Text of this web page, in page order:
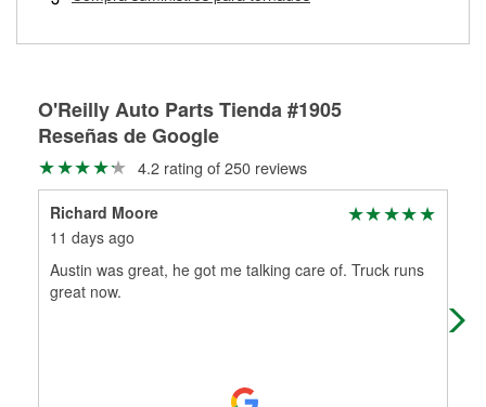
partes de reemplazo correctas para tu reparación.
O'Reilly Auto Parts Tienda #1905
Reseñas de Google
4.2 rating of 250 reviews
Richard Moore
11 days ago
Austin was great, he got me talking care of. Truck runs
great now.